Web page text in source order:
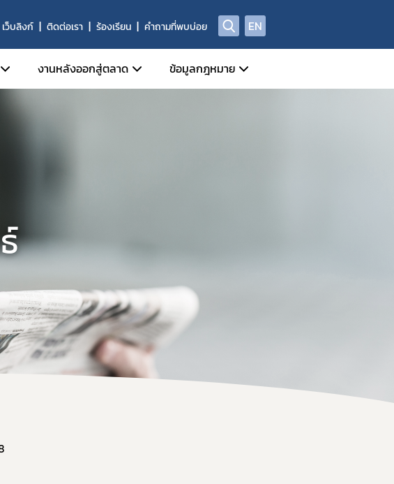
เว็บลิงก์ ติดต่อเรา ร้องเรียน คำถามที่พบบ่อย EN
ลิต นำเข้า ขาย
พื่อการส่งออก
รื่องมือแพทย์
งานหลังออกสู่ตลาด ข้อมูลกฎหมาย
ระเบียบสำนักงานคณะกรรมการอาหารและยา